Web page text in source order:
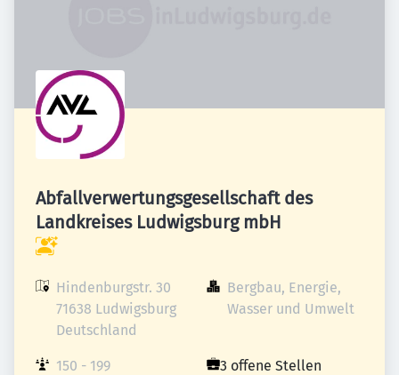
Abfallverwertungsgesellschaft des
Landkreises Ludwigsburg mbH
Hindenburgstr. 30
71638 Ludwigsburg
Deutschland
Bergbau, Energie,
Wasser und Umwelt
150 - 199
3 offene Stellen